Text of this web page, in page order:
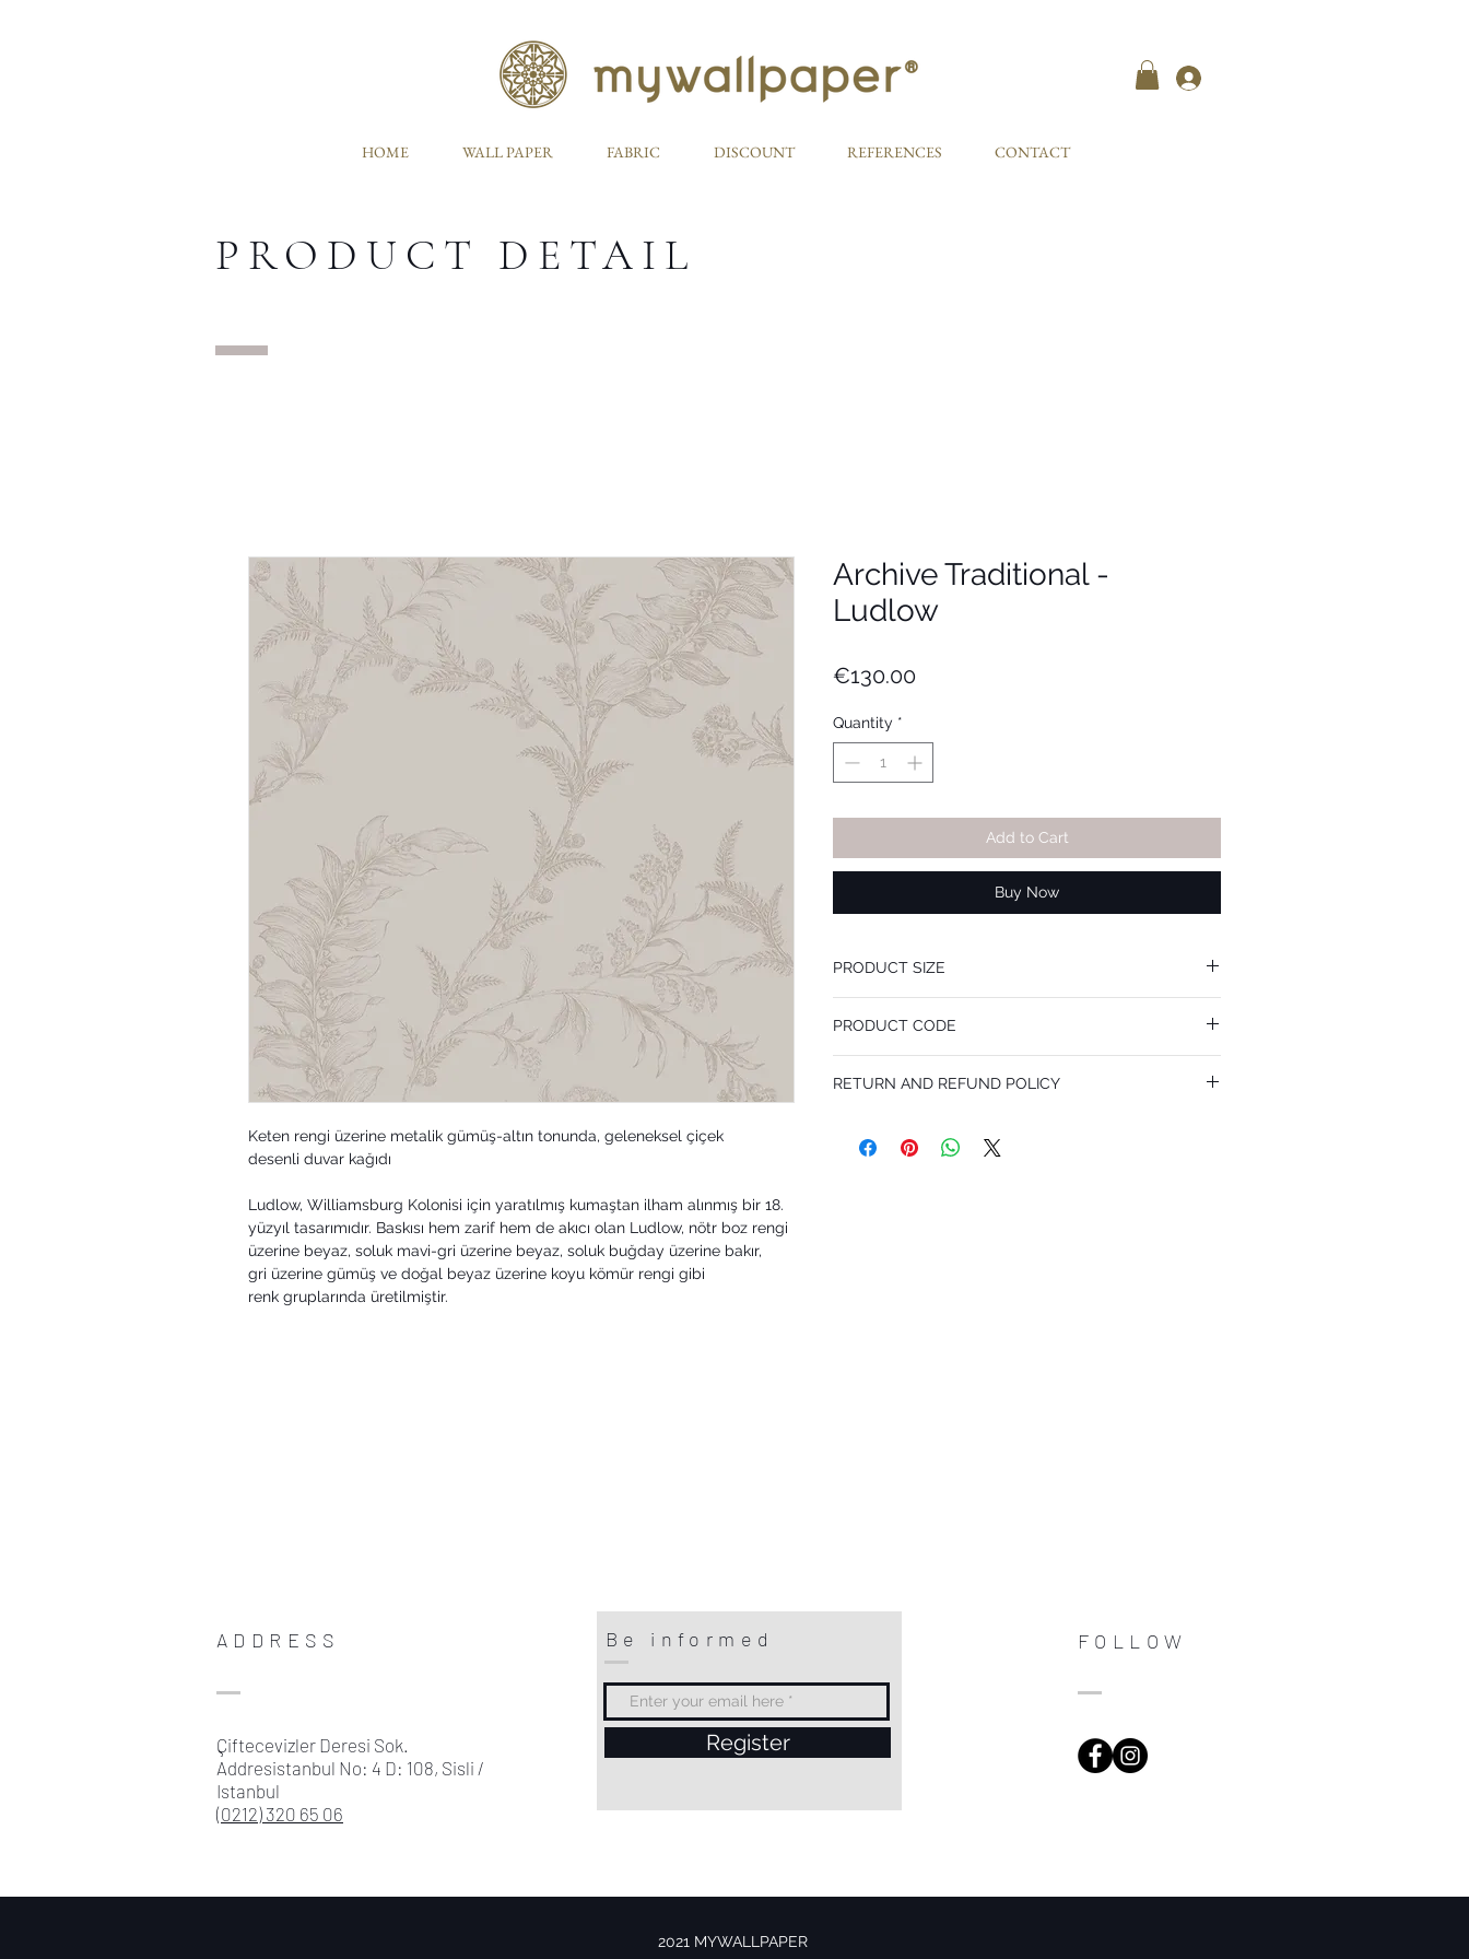
HOME WALL PAPER FABRIC DISCOUNT REFERENCES CONTACT
PRODUCT DETAIL
Keten rengi üzerine metalik gümüş-altın tonunda, geleneksel çiçek
desenli duvar kağıdı
Ludlow, Williamsburg Kolonisi için yaratılmış kumaştan ilham alınmış bir 18.
yüzyıl tasarımıdır. Baskısı hem zarif hem de akıcı olan Ludlow, nötr boz rengi
üzerine beyaz, soluk mavi-gri üzerine beyaz, soluk buğday üzerine bakır,
gri üzerine gümüş ve doğal beyaz üzerine koyu kömür rengi gibi
renk gruplarında üretilmiştir.
Archive Traditional -
Ludlow
€130.00Price
Quantity *
Add to Cart
Buy Now
PRODUCT SIZE
Pattern Repeat 72.5 cm
PRODUCT CODE
RETURN AND REFUND POLICY
customers know what to do in case they are dissatisfied with
ADDRESS
Çiftecevizler Deresi Sok.
Addresistanbul No: 4 D: 108, Sisli /
Istanbul
(0212) 320 65 06
Be informed
Register
FOLLOW
2021 MYWALLPAPER